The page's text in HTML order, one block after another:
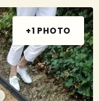
+1 PHOTO